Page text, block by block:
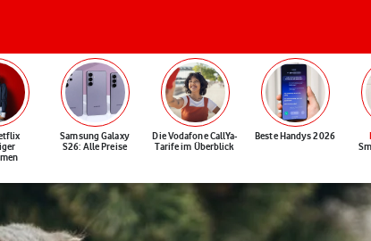
Samsung Galaxy
S26: Alle Preise
Die Vodafone CallYa-
Tarife im Überblick
Beste Handys 2026